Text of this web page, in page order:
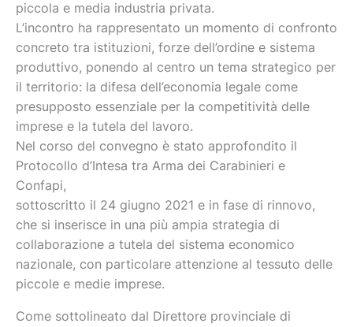
piccola e media industria privata.
L’incontro ha rappresentato un momento di confronto
concreto tra istituzioni, forze dell’ordine e sistema
produttivo, ponendo al centro un tema strategico per
il territorio: la difesa dell’economia legale come
presupposto essenziale per la competitività delle
imprese e la tutela del lavoro.
Nel corso del convegno è stato approfondito il
Protocollo d’Intesa tra Arma dei Carabinieri e
Confapi,
sottoscritto il 24 giugno 2021 e in fase di rinnovo,
che si inserisce in una più ampia strategia di
collaborazione a tutela del sistema economico
nazionale, con particolare attenzione al tessuto delle
piccole e medie imprese.
Come sottolineato dal Direttore provinciale di